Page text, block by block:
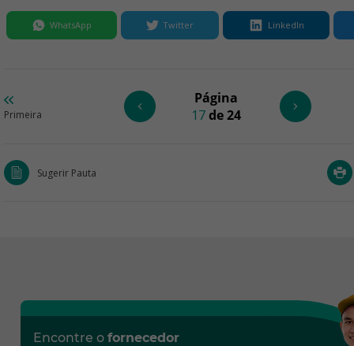
WhatsApp Twitter LinkedIn
Primeira
Página
17de 24
Sugerir Pauta
Encontre o fornecedor